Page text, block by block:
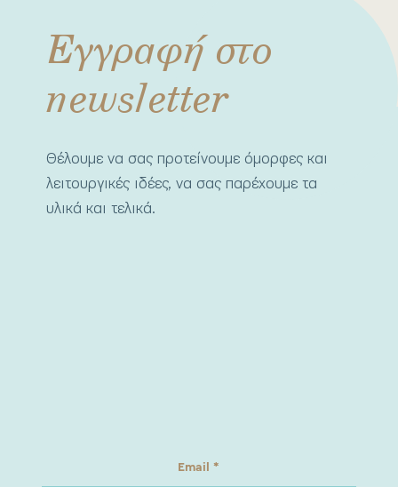
Εγγραφή στο
newsletter
Θέλουμε να σας προτείνουμε όμορφες και
λειτουργικές ιδέες, να σας παρέχουμε τα
υλικά και τελικά.